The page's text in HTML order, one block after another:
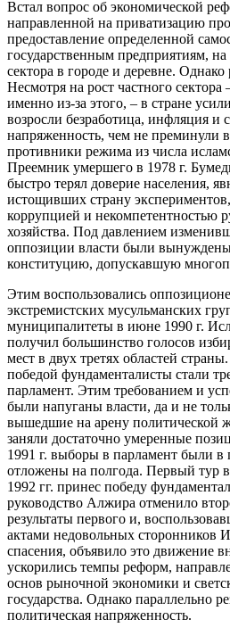
Встал вопрос об экономической
направленной на приватизацию
предоставление определенной
государственным предприятиям,
сектора в городе и деревне.
Несмотря на рост частного сектора
именно из‑за этого, – в стране
возросли безработица, инфляция и
напряженность, чем не преминули
противники режима из числа
Преемник умершего в 1978 г.
быстро терял доверие населения,
истощивших страну
коррупцией и некомпетентностью
хозяйства. Под давлением
оппозиции власти были
конституцию, допускавшую
Этим воспользовались
экстремистских мусульманских
муниципалитеты в июне 1990 г.
получил большинство голосов
мест в двух третях областей
победой фундаменталисты стали
парламент. Этим требованием и
были напуганы власти, да и не
вышедшие на арену политической
заняли достаточно умеренные
1991 г. выборы в парламент были в
отложены на полгода. Первый тур
1992 гг. принес победу
руководство Алжира отменило
результаты первого и,
актами недовольных сторонников
спасения, объявило это движение
ускорились темпы реформ,
основ рыночной экономики и
государства. Однако параллельно
политическая напряженность.